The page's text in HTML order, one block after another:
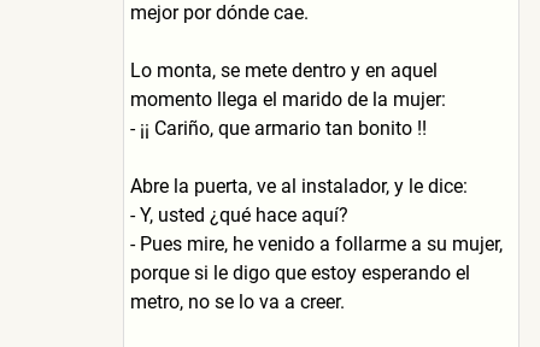
mejor por dónde cae.
Lo monta, se mete dentro y en aquel
momento llega el marido de la mujer:
- ¡¡ Cariño, que armario tan bonito !!
Abre la puerta, ve al instalador, y le dice:
- Y, usted ¿qué hace aquí?
- Pues mire, he venido a follarme a su mujer,
porque si le digo que estoy esperando el
metro, no se lo va a creer.